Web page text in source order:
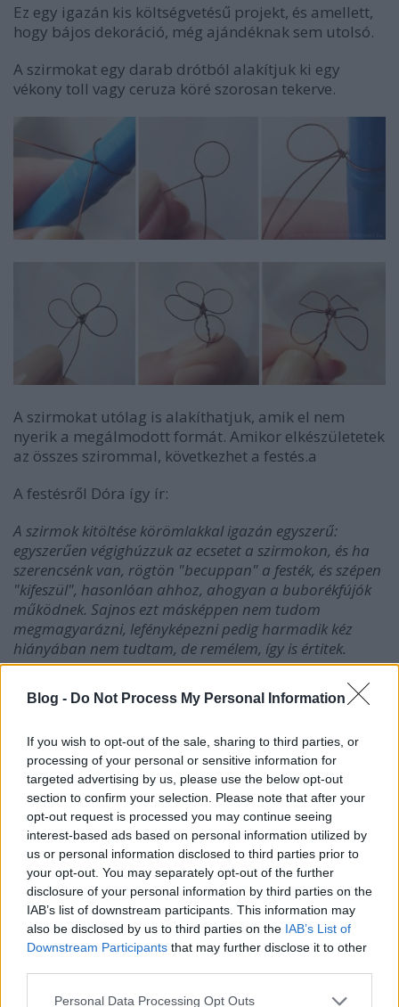
Blog - Do Not Process My Personal Information
If you wish to opt-out of the sale, sharing to third parties, or
processing of your personal or sensitive information for
targeted advertising by us, please use the below opt-out
section to confirm your selection. Please note that after your
opt-out request is processed you may continue seeing
interest-based ads based on personal information utilized by
us or personal information disclosed to third parties prior to
your opt-out. You may separately opt-out of the further
disclosure of your personal information by third parties on the
IAB’s list of downstream participants. This information may
also be disclosed by us to third parties on the IAB’s List of
Downstream Participants that may further disclose it to other
Please note that this website/app uses one or more Google
Personal Data Processing Opt Outs
Ez egy igazán kis költségvetésű projekt, és amellett,
hogy bájos dekoráció, még ajándéknak sem utolsó.
A szirmokat egy darab drótból alakítjuk ki egy
vékony toll vagy ceruza köré szorosan tekerve.
A szirmokat utólag is alakíthatjuk, amik el nem
nyerik a megálmodott formát. Amikor elkészületetek
az összes szirommal, következhet a festés.a
A festésről Dóra így ír:
A szirmok kitöltése körömlakkal igazán egyszerű:
egyszerűen végighúzzuk az ecsetet a szirmokon, és ha
szerencsénk van, rögtön "becuppan" a festék, és szépen
"kifeszül", hasonlóan ahhoz, ahogyan a buborékfújók
működnek. Sajnos ezt másképpen nem tudom
megmagyarázni, lefényképezni pedig harmadik kéz
hiányában nem tudtam, de remélem, így is értitek.
Miután a szirmokat kitöltöttük körömlakkal, egy kicsit